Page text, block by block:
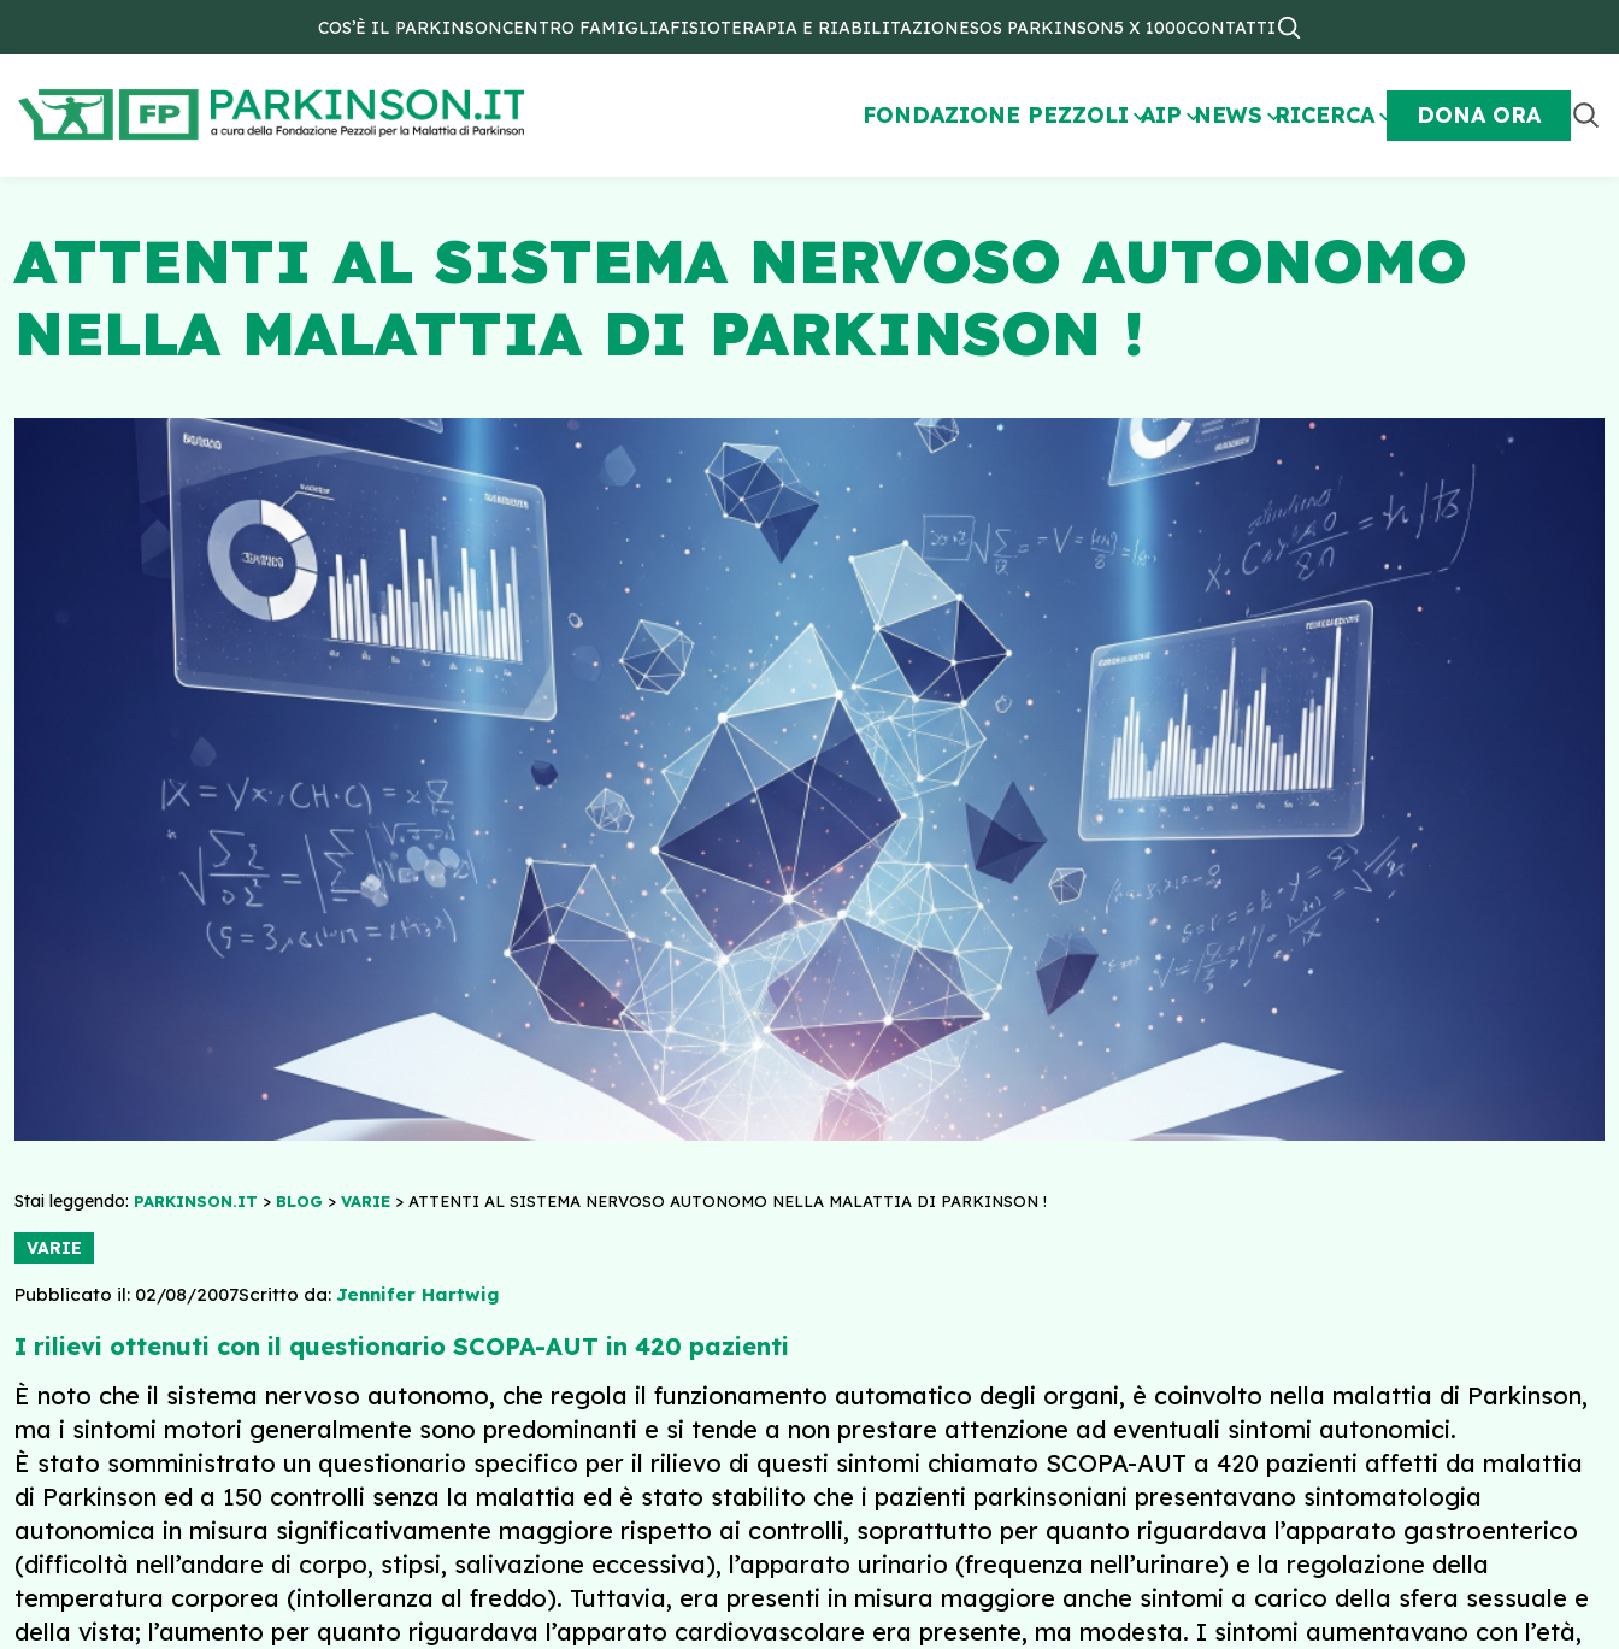
COS’È IL PARKINSONCENTRO FAMIGLIAFISIOTERAPIA E RIABILITAZIONESOS PARKINSON5 X 1000CONTATTI
FONDAZIONE PEZZOLI AIP NEWS RICERCA DONA ORA
ATTENTI AL SISTEMA NERVOSO AUTONOMO
NELLA MALATTIA DI PARKINSON !
Stai leggendo: PARKINSON.IT > BLOG > VARIE > ATTENTI AL SISTEMA NERVOSO AUTONOMO NELLA MALATTIA DI PARKINSON !
VARIE
Pubblicato il: 02/08/2007Scritto da: Jennifer Hartwig
I rilievi ottenuti con il questionario SCOPA-AUT in 420 pazienti
È noto che il sistema nervoso autonomo, che regola il funzionamento automatico degli organi, è coinvolto nella malattia di Parkinson,
ma i sintomi motori generalmente sono predominanti e si tende a non prestare attenzione ad eventuali sintomi autonomici.
È stato somministrato un questionario specifico per il rilievo di questi sintomi chiamato SCOPA-AUT a 420 pazienti affetti da malattia
di Parkinson ed a 150 controlli senza la malattia ed è stato stabilito che i pazienti parkinsoniani presentavano sintomatologia
autonomica in misura significativamente maggiore rispetto ai controlli, soprattutto per quanto riguardava l’apparato gastroenterico
(difficoltà nell’andare di corpo, stipsi, salivazione eccessiva), l’apparato urinario (frequenza nell’urinare) e la regolazione della
temperatura corporea (intolleranza al freddo). Tuttavia, era presenti in misura maggiore anche sintomi a carico della sfera sessuale e
della vista; l’aumento per quanto riguardava l’apparato cardiovascolare era presente, ma modesta. I sintomi aumentavano con l’età,